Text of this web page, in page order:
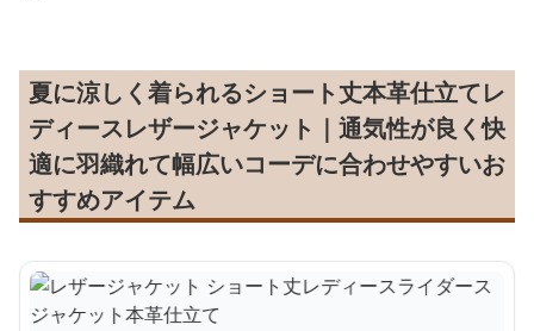
夏に涼しく着られるショート丈本革仕立てレ
ディースレザージャケット｜通気性が良く快
適に羽織れて幅広いコーデに合わせやすいお
すすめアイテム